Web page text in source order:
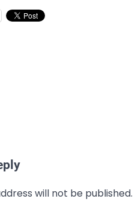
will not be published.